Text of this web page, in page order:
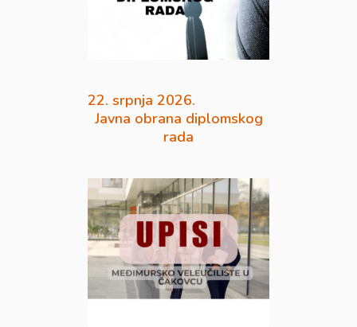
22. srpnja 2026.
Javna obrana diplomskog
rada